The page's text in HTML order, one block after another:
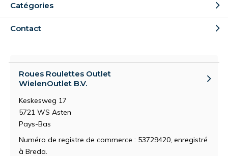
Catégories
Contact
Roues Roulettes Outlet
WielenOutlet B.V.
Keskesweg 17
5721 WS Asten
Pays-Bas
Numéro de registre de commerce : 53729420, enregistré
à Breda.